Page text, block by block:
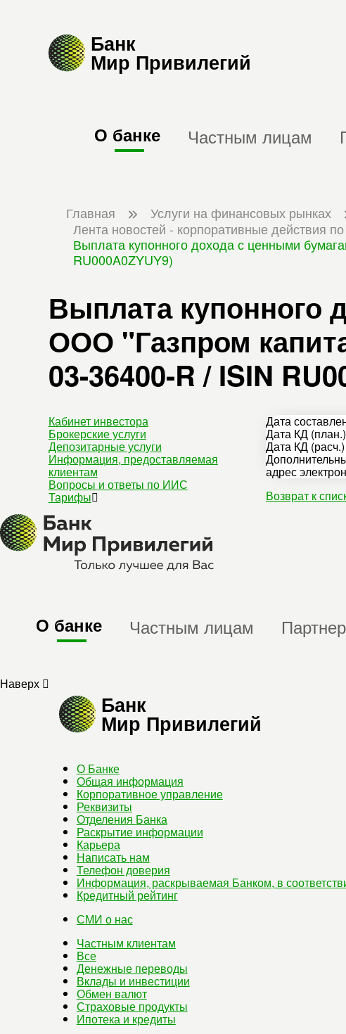
Банк
Мир Привилегий
О банке Частным лицам
Главная Услуги на финансовых рынках
Лента новостей - корпоративные действия
Выплата купонного дохода с ценными
RU000A0ZYUY9)
Выплата купонного
ООО "Газпром
03-36400-R / ISIN
Кабинет инвестора
Брокерские услуги
Депозитарные услуги
Информация, предоставляемая
клиентам
Вопросы и ответы по ИИС
Тарифы
Дата
Дата КД
Дата КД
адрес
Возврат к
О банке Частным лицам
Наверх
Банк
Мир Привилегий
О Банке
Общая информация
Корпоративное управление
Реквизиты
Отделения Банка
Раскрытие информации
Карьера
Написать нам
Телефон доверия
Информация, раскрываемая Банком, в
Кредитный рейтинг
СМИ о нас
Частным клиентам
Все
Денежные переводы
Вклады и инвестиции
Обмен валют
Страховые продукты
Ипотека и кредиты